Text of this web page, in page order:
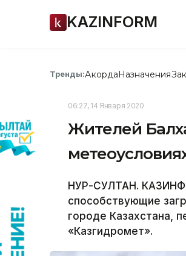
KAZINFORM
Тренды:АкордаНазначения
06:27, 14 Января 2020
Жителей
НУР-СУЛТАН.
способствующие
городе Казахстана,
«Казгидромет».